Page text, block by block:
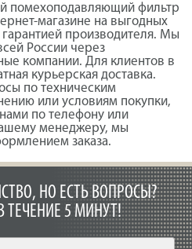
помехоподавляющий фильтр
магазине на выгодных
производителя. Мы
России через
компании. Для клиентов в
курьерская доставка.
по техническим
или условиям покупки,
по телефону или
менеджеру, мы
заказа.
НО ЕСТЬ ВОПРОСЫ?
ТЕЧЕНИЕ 5 МИНУТ!